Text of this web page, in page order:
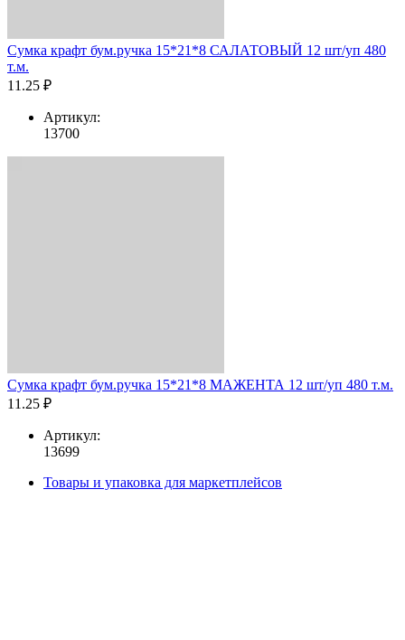
Сумка крафт бум.ручка 15*21*8 САЛАТОВЫЙ 12 шт/уп 480
т.м.
11.25 ₽
Артикул:
13700
Сумка крафт бум.ручка 15*21*8 МАЖЕНТА 12 шт/уп 480 т.м.
11.25 ₽
Артикул:
13699
Товары и упаковка для маркетплейсов